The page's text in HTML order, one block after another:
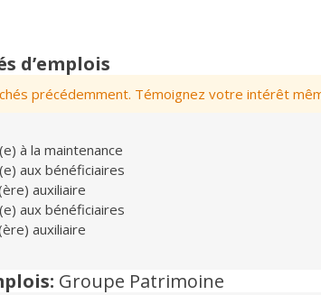
d’emplois
précédemment. Témoignez votre intérêt
à la maintenance
aux bénéficiaires
auxiliaire
aux bénéficiaires
auxiliaire
Groupe Patrimoine